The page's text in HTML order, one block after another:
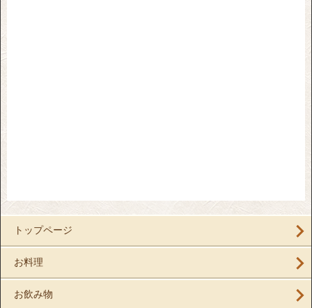
トップページ
お料理
お飲み物